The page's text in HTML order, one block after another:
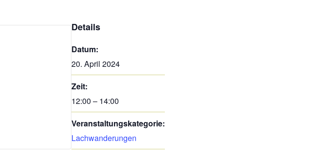
Details
Datum:
20. April 2024
Zeit:
12:00 – 14:00
Veranstaltungskategorie:
Lachwanderungen